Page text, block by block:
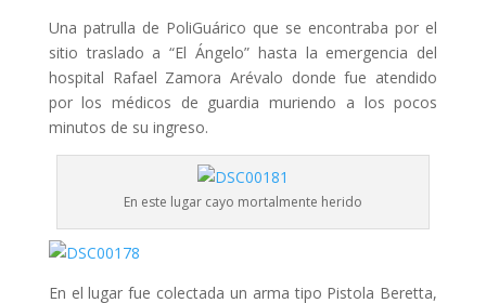
Una patrulla de PoliGuárico que se encontraba por el
sitio traslado a “El Ángelo” hasta la emergencia del
hospital Rafael Zamora Arévalo donde fue atendido
por los médicos de guardia muriendo a los pocos
minutos de su ingreso.
En este lugar cayo mortalmente herido
En el lugar fue colectada un arma tipo Pistola Beretta,